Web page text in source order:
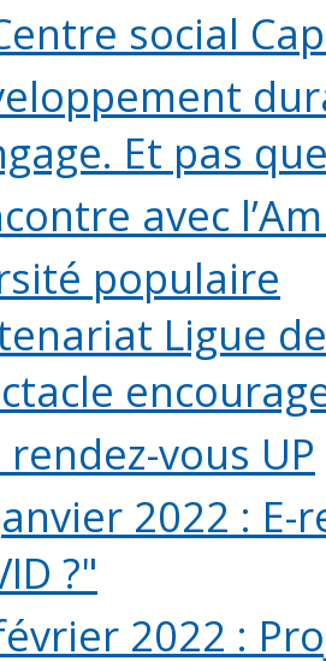
social
Et pas
avec
populaire
Ligue
rendez-vous UP
2022 :
?"
2022 :